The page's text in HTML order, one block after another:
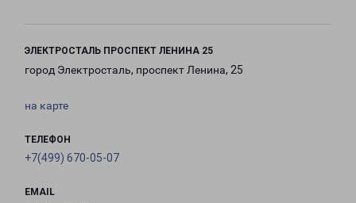
ЭЛЕКТРОСТАЛЬ ПРОСПЕКТ ЛЕНИНА 25
город Электросталь, проспект Ленина, 25
на карте
ТЕЛЕФОН
+7(499) 670-05-07
EMAIL